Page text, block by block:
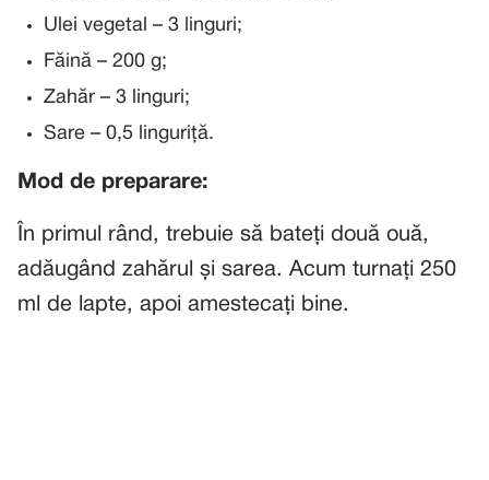
Ulei vegetal – 3 linguri;
Făină – 200 g;
Zahăr – 3 linguri;
Sare – 0,5 linguriță.
Mod de preparare:
În primul rând, trebuie să bateți două ouă,
adăugând zahărul și sarea. Acum turnați 250
ml de lapte, apoi amestecați bine.